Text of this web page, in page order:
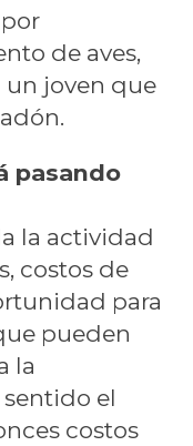
de aves,
un joven que
pasando
la actividad
costos de
para
pueden
la
el
costos